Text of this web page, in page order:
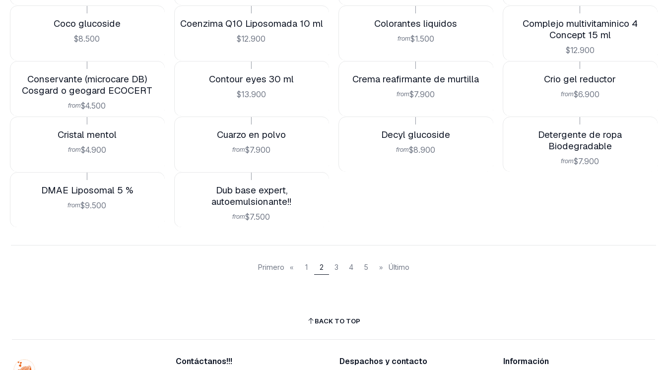
Coco glucoside
$8.500
Coenzima Q10 Liposomada 10 ml
$12.900
Colorantes liquidos
from$1.500
Complejo multivitaminico 4
Concept 15 ml
$12.900
Conservante (microcare DB)
Cosgard o geogard ECOCERT
from$4.500
Contour eyes 30 ml
$13.900
Crema reafirmante de murtilla
from$7.900
Crio gel reductor
from$6.900
Cristal mentol
from$4.900
Cuarzo en polvo
from$7.900
Decyl glucoside
from$8.900
Detergente de ropa
Biodegradable
from$7.900
DMAE Liposomal 5 %
from$9.500
Dub base expert,
autoemulsionante!!
from$7.500
Primero « 1 2 3 4 5 » Último
BACK TO TOP
Contáctanos!!! Despachos y contacto Información